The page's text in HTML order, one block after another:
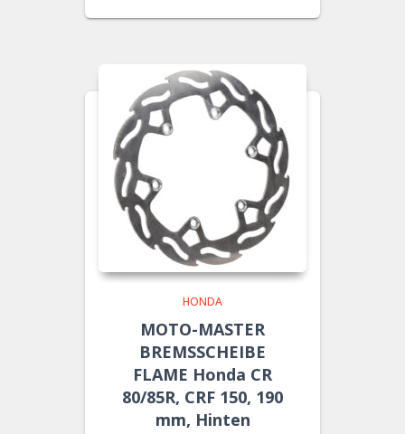
HONDA
MOTO-MASTER
BREMSSCHEIBE
FLAME Honda CR
80/85R, CRF 150, 190
mm, Hinten